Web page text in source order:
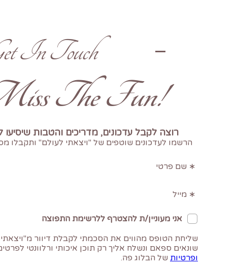
In Touch
!Don't Miss The Fun